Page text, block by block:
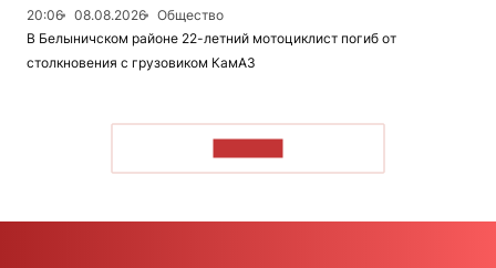
20:06
08.08.2026
Общество
В Белыничском районе 22-летний мотоциклист погиб от
столкновения с грузовиком КамАЗ